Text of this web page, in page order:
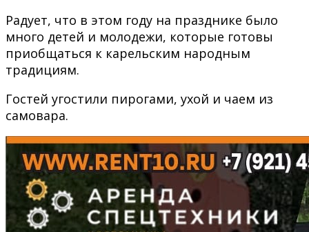
Радует, что в этом году на празднике было
много детей и молодежи, которые готовы
приобщаться к карельским народным
традициям.
Гостей угостили пирогами, ухой и чаем из
самовара.